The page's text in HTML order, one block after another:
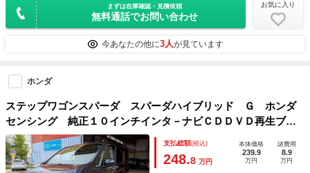
まずは在庫確認・見積依頼
無料通話でお問い合わせ
お気に入り
今あなたの他に3人が見ています
ホンダ
ステップワゴンスパーダ スパーダハイブリッド Ｇ ホンダ
センシング 純正１０インチインタ－ナビＣＤＤＶＤ再生ブル
－トゥースフルセグフリップダウンモニタ－アラウンドビュー
モニター衝突軽減ブレーキ 前後ドライブレコーダー クルコ
ン 両側パワースライドドアＬＥＤオートライト
支払総額(税込)
248.8 万円
本体価格
239.9
万円
諸費用
8.9
万円